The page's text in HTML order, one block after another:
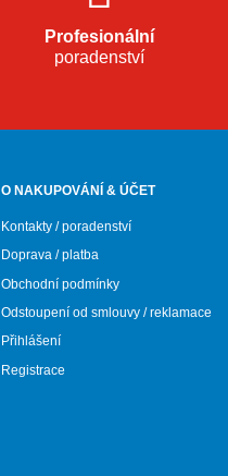
Profesionální
poradenství
O NAKUPOVÁNÍ & ÚČET
Kontakty / poradenství
Doprava / platba
Obchodní podmínky
Odstoupení od smlouvy / reklamace
Přihlášení
Registrace